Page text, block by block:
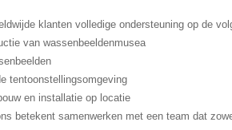
klanten volledige ondersteuning op de
van wassenbeeldenmusea
tentoonstellingsomgeving
en installatie op locatie
betekent samenwerken met een team dat